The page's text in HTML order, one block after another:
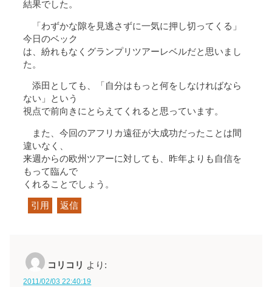
結果でした。
「わずかな隙を見逃さずに一気に押し切ってくる」
今日のベック
は、紛れもなくグランプリツアーレベルだと思いまし
た。
添田としても、「自分はもっと何をしなければなら
ない」という
視点で前向きにとらえてくれると思っています。
また、今回のアフリカ遠征が大成功だったことは間
違いなく、
来週からの欧州ツアーに対しても、昨年よりも自信を
もって臨んで
くれることでしょう。
引用 返信
コリコリ より:
2011/02/03 22:40:19